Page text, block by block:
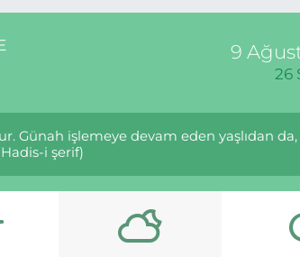
9
26
Günah işlemeye devam eden yaşlıdan
i şerif)